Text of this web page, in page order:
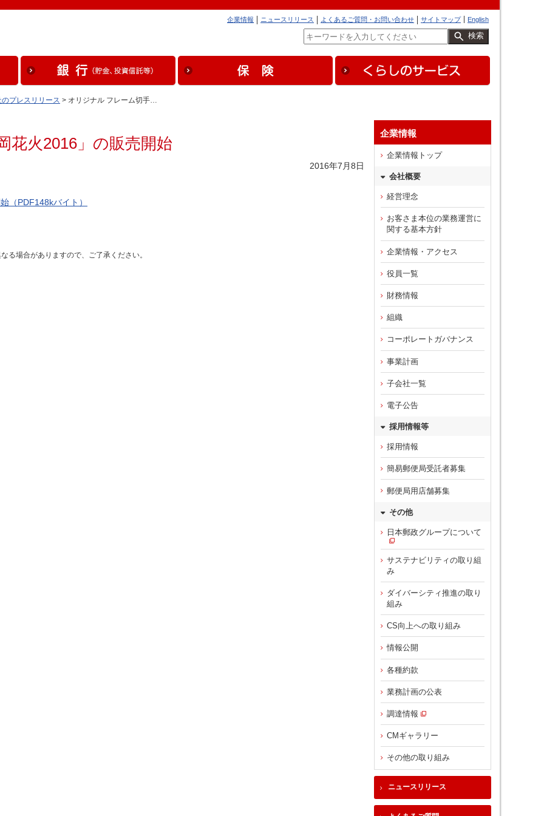
English
サイトマップ
よくあるご質問・お問い合わせ
ニュースリリース
企業情報
検索
プレスリリース > オリジナル フレーム切手…
花火2016」の販売開始
2016年7月8日
（PDF148kバイト）
る場合がありますので、ご了承ください。
企業情報
企業情報トップ
会社概要
経営理念
お客さま本位の業務運営に
関する基本方針
企業情報・アクセス
役員一覧
財務情報
組織
コーポレートガバナンス
事業計画
子会社一覧
電子公告
採用情報等
採用情報
簡易郵便局受託者募集
郵便局用店舗募集
その他
日本郵政グループについて
サステナビリティの取り組
み
ダイバーシティ推進の取り
組み
CS向上への取り組み
情報公開
各種約款
業務計画の公表
調達情報
CMギャラリー
その他の取り組み
ニュースリリース